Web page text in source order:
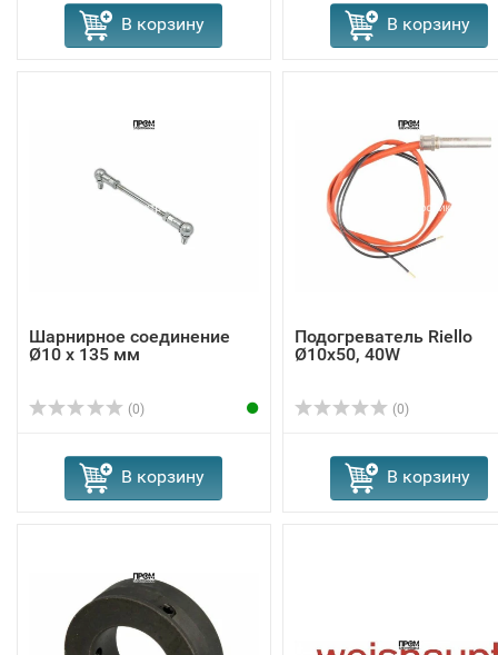
В корзину В корзину
Шарнирное соединение
Ø10 x 135 мм
(0)
В корзину
Подогреватель Riello
Ø10x50, 40W
(0)
В корзину